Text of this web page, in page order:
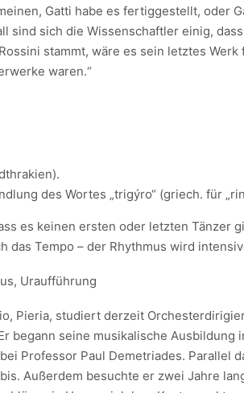
Gatti habe es fertiggestellt, oder
sind sich die Wissenschaftler einig,
stammt, wäre es sein letztes
waren.“
des Wortes „trigýro“ (griech. für
es keinen ersten oder letzten Tänzer
das Tempo – der Rhythmus wird
Uraufführung
Pieria, studiert derzeit
begann seine musikalische
Professor Paul Demetriades.
Außerdem besuchte er zwei Jahre